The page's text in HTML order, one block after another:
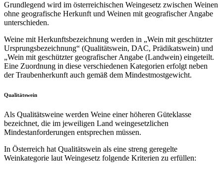
Grundlegend wird im österreichischen Weingesetz zwischen Weinen
ohne geografische Herkunft und Weinen mit geografischer Angabe
unterschieden.
Weine mit Herkunftsbezeichnung werden in „Wein mit geschützter
Ursprungsbezeichnung“ (Qualitätswein, DAC, Prädikatswein) und
„Wein mit geschützter geografischer Angabe (Landwein) eingeteilt.
Eine Zuordnung in diese verschiedenen Kategorien erfolgt neben
der Traubenherkunft auch gemäß dem Mindestmostgewicht.
Qualitätswein
Als Qualitätsweine werden Weine einer höheren Güteklasse
bezeichnet, die im jeweiligen Land weingesetzlichen
Mindestanforderungen entsprechen müssen.
In Österreich hat Qualitätswein als eine streng geregelte
Weinkategorie laut Weingesetz folgende Kriterien zu erfüllen: